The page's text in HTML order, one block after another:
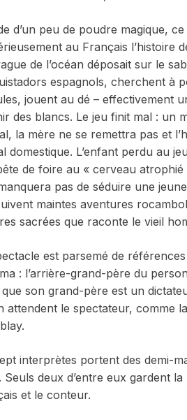
d’un peu de poudre magique,
au Français l’histoire
de l’océan déposait sur le
espagnols, cherchent à
jouent au dé – effectivement
des blancs. Le jeu finit mal : un
la mère ne se remettra pas et
domestique. L’enfant perdu au
de foire au « cerveau
pas de séduire une
maintes aventures
sacrées que raconte le vieil
est parsemé de
: l’arrière-grand-père du
son grand-père est un
attendent le spectateur, comme
interprètes portent des demi-
Seuls deux d’entre eux gardent
et le conteur.